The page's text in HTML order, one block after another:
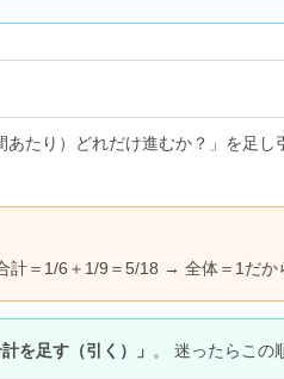
たり）どれだけ進むか？」を足し
計＝1/6＋1/9＝5/18 → 全体＝1だか
を足す（引く）」 。 迷ったらこの